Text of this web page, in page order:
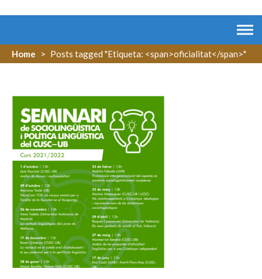
Home > Posts tagged "Etiqueta: <span>oficialitat</span>"